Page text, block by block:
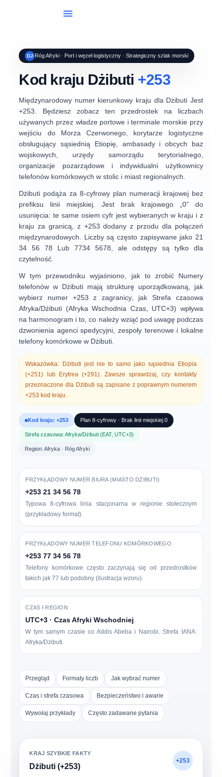
DJ Róg Afryki · Port i węzeł logistyczny · Strategiczny szlak morski
Kod kraju Dżibuti +253
Międzynarodowy numer kierunkowy kraju dla Dżibuti Jest
+253 . Będziesz zobacz ten przedrostek na liczbach
używanych przez władze portowe i terminale morskie przy
wejściu do Morza Czerwonego, korytarze logistyczne
obsługujący sąsiednią Etiopię, ambasady i obcych baz
wojskowych , urzędy samorządu terytorialnego,
organizacje pozarządowe i indywidualni użytkownicy
telefonów komórkowych w stolic i miast regionalnych.
Dżibuti podąża za8-cyfrowy plan numeracji krajowej bez
prefiksu linii miejskiej . Jest brak krajowego „0” do
usunięcia: te same osiem cyfr jest wybieranych w kraju i z
kraju za granicą, z +253 dodany z przodu dla połączeń
międzynarodowych. Liczby są często zapisywane jako 21
34 56 78 Lub7734 5678 , ale odstępy są tylko dla
czytelność.
W tym przewodniku wyjaśniono, jak to zrobić Numery
telefonów w Dżibuti mają strukturę uporządkowaną , jak
wybierz numer +253 z zagranicy, jakStrefa czasowa
Afryka/Dżibuti (Afryka Wschodnia Czas, UTC+3) wpływa
na harmonogram i to, co należy wziąć pod uwagę podczas
dzwonienia agenci spedycyjni, zespoły terenowe i lokalne
telefony komórkowe w Dżibuti.
Wskazówka: Dżibuti jest nie to samo jako sąsiednia Etiopia
(+251) lub Erytrea (+291). Zawsze sprawdzaj, czy kontakty
przeznaczone dla Dżibuti są zapisane z poprawnym numerem
+253 kod kraju.
Kod kraju: +253 Plan 8-cyfrowy · Brak linii miejskiej 0
Strefa czasowa: Afryka/Dżibuti (EAT, UTC+3)
Region: Afryka · Róg Afryki
PRZYKŁADOWY NUMER BIURA (MIASTO DŻIBUTI)
+253 21 34 56 78
Typowa 8-cyfrowa linia stacjonarna w regionie stołecznym
(przykładowy format).
PRZYKŁADOWY NUMER TELEFONU KOMÓRKOWEGO
+253 77 34 56 78
Telefony komórkowe często zaczynają się od przedrostków
takich jak77 lub podobny (ilustracja wzoru).
CZAS I REGION
UTC+3 · Czas Afryki Wschodniej
W tym samym czasie co Addis Abeba i Nairobi. Strefa IANA:
Afryka/Dżibuti.
Przegląd Formaty liczb Jak wybrać numer
Czas i strefa czasowa Bezpieczeństwo i awarie
Wywołaj przykłady Często zadawane pytania
KRAJ SZYBKIE FAKTY
Dżibuti (+253)
+253